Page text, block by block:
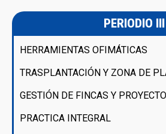
PERIODIO III
HERRAMIENTAS OFIMÁTICAS
TRASPLANTACIÓN Y ZONA DE
GESTIÓN DE FINCAS Y
PRACTICA INTEGRAL